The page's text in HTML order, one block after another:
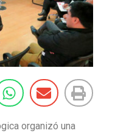
organizó una